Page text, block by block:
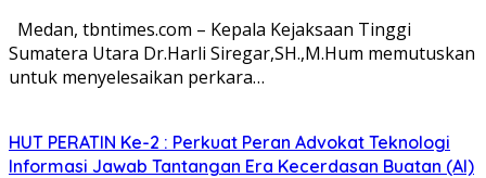
Medan, tbntimes.com – Kepala Kejaksaan Tinggi
Sumatera Utara Dr.Harli Siregar,SH.,M.Hum memutuskan
untuk menyelesaikan perkara…
HUT PERATIN Ke-2 : Perkuat Peran Advokat Teknologi
Informasi Jawab Tantangan Era Kecerdasan Buatan (AI)